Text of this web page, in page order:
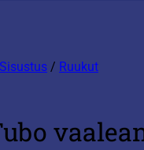
Sisustus / Ruukut